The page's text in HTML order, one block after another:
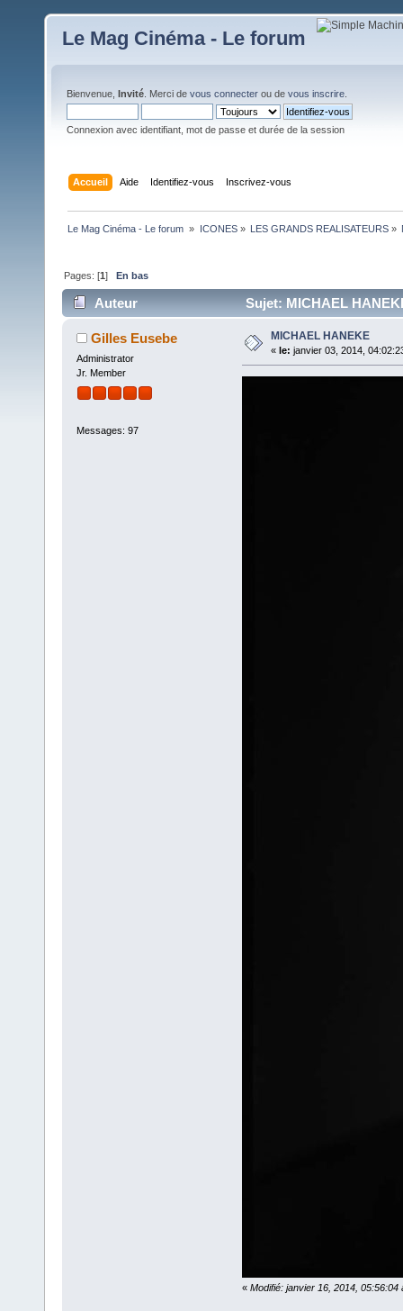
Le Mag Cinéma - Le forum
Bienvenue, Invité . Merci de vous connecter ou de vous inscrire
Connexion avec identifiant, mot de passe et durée de la session
Accueil Aide Identifiez-vous Inscrivez-vous
Le Mag Cinéma - Le forum » ICONES» LES GRANDS REALISATEURS»
Pages: [1]En bas
Auteur Sujet: MICHAEL
Gilles Eusebe
Administrator
Jr. Member
Messages: 97
MICHAEL HANEKE
« le: janvier 03, 2014,
« Modifié: janvier 16, 2014, 05:56:04